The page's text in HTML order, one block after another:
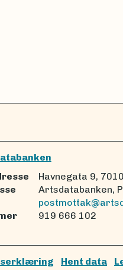
Havnegata 9,
Artsdatabanken,
919 666 102
Hent data